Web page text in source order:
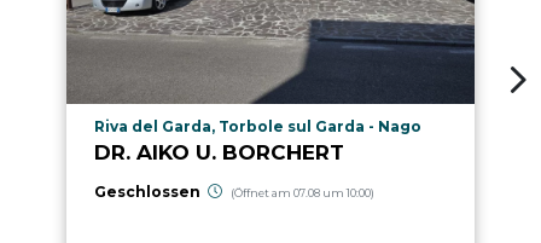
aria.poi_location_prefix
Riva del Garda, Torbole sul Garda - Nago
DR. AIKO U. BORCHERT
Geschlossen (Öffnet am 07.08 um 10:00)